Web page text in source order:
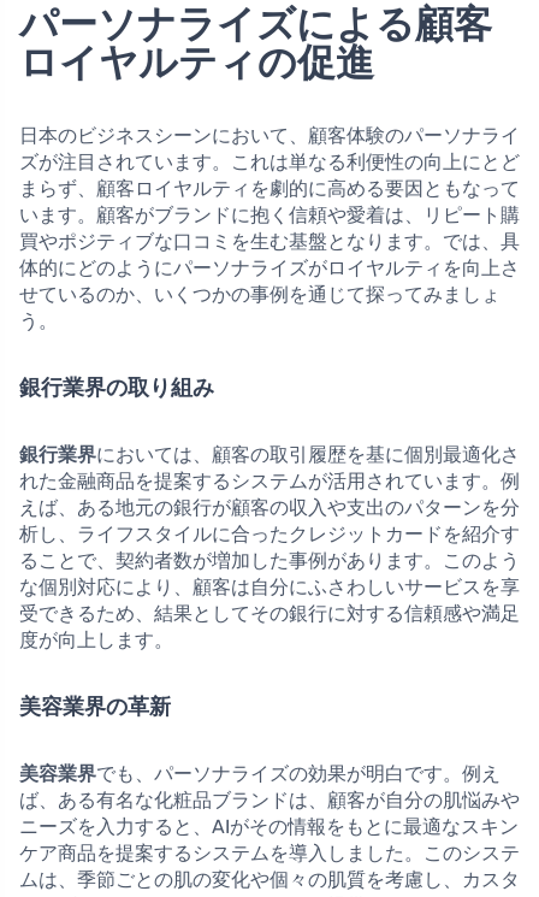
パーソナライズによる顧客
ロイヤルティの促進
日本のビジネスシーンにおいて、顧客体験のパーソナライ
ズが注目されています。これは単なる利便性の向上にとど
まらず、顧客ロイヤルティを劇的に高める要因ともなって
います。顧客がブランドに抱く信頼や愛着は、リピート購
買やポジティブな口コミを生む基盤となります。では、具
体的にどのようにパーソナライズがロイヤルティを向上さ
せているのか、いくつかの事例を通じて探ってみましょ
う。
銀行業界の取り組み
銀行業界においては、顧客の取引履歴を基に個別最適化さ
れた金融商品を提案するシステムが活用されています。例
えば、ある地元の銀行が顧客の収入や支出のパターンを分
析し、ライフスタイルに合ったクレジットカードを紹介す
ることで、契約者数が増加した事例があります。このよう
な個別対応により、顧客は自分にふさわしいサービスを享
受できるため、結果としてその銀行に対する信頼感や満足
度が向上します。
美容業界の革新
美容業界でも、パーソナライズの効果が明白です。例え
ば、ある有名な化粧品ブランドは、顧客が自分の肌悩みや
ニーズを入力すると、AIがその情報をもとに最適なスキン
ケア商品を提案するシステムを導入しました。このシステ
ムは、季節ごとの肌の変化や個々の肌質を考慮し、カスタ